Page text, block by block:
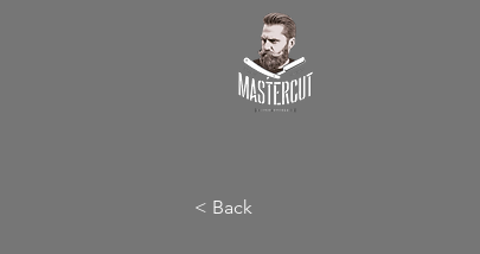
< Back